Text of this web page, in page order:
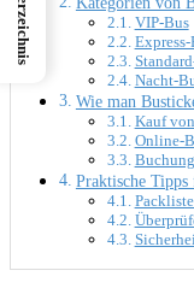
VIP-Bus
Express-
Nacht-
Wie man
Kauf
Online-
Praktische